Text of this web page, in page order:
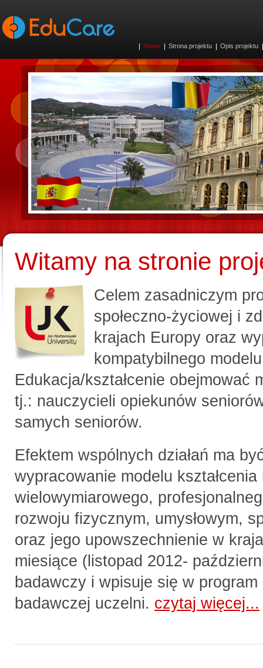
Home Strona projektu Opis projektu
Witamy na stronie
Celem zasadniczym
społeczno-życiowej i
krajach Europy oraz
kompatybilnego
Edukacja/kształcenie obejmować
tj.: nauczycieli opiekunów
samych seniorów.
Efektem wspólnych działań ma
wypracowanie modelu
wielowymiarowego,
rozwoju fizycznym, umysłowym,
oraz jego upowszechnienie w
miesiące (listopad 2012-
badawczy i wpisuje się w
badawczej uczelni. czytaj więcej...